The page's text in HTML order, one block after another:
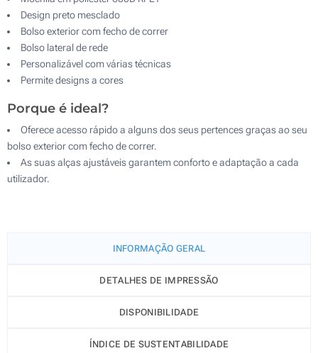
Design preto mesclado
Bolso exterior com fecho de correr
Bolso lateral de rede
Personalizável com várias técnicas
Permite designs a cores
Porque é ideal?
Oferece acesso rápido a alguns dos seus pertences graças ao seu
bolso exterior com fecho de correr.
As suas alças ajustáveis garantem conforto e adaptação a cada
utilizador.
INFORMAÇÃO GERAL
DETALHES DE IMPRESSÃO
DISPONIBILIDADE
ÍNDICE DE SUSTENTABILIDADE